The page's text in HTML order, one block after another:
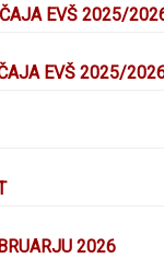
EVŠ 2025/
EVŠ 2025/
2026